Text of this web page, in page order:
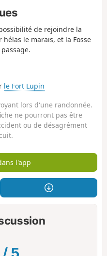
de rejoindre la
le marais, et la Fosse
le Fort Lupin
lors d'une randonnée.
ne pourront pas être
ou de désagrément
l'app